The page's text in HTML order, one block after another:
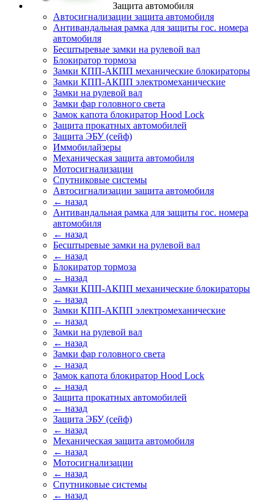
Защита автомобиля
Автосигнализации защита автомобиля
Антивандальная рамка для защиты гос. номера
автомобиля
Бесштыревые замки на рулевой вал
Блокиратор тормоза
Замки КПП-АКПП механические блокираторы
Замки КПП-АКПП электромеханические
Замки на рулевой вал
Замки фар головного света
Замок капота блокиратор Hood Lock
Защита прокатных автомобилей
Защита ЭБУ (сейф)
Иммобилайзеры
Механическая защита автомобиля
Мотосигнализации
Спутниковые системы
Автосигнализации защита автомобиля
← назад
Антивандальная рамка для защиты гос. номера
автомобиля
← назад
Бесштыревые замки на рулевой вал
← назад
Блокиратор тормоза
← назад
Замки КПП-АКПП механические блокираторы
← назад
Замки КПП-АКПП электромеханические
← назад
Замки на рулевой вал
← назад
Замки фар головного света
← назад
Замок капота блокиратор Hood Lock
← назад
Защита прокатных автомобилей
← назад
Защита ЭБУ (сейф)
← назад
Механическая защита автомобиля
← назад
Мотосигнализации
← назад
Спутниковые системы
← назад